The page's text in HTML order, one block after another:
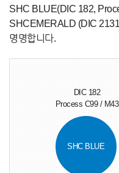
SHC BLUE(DIC 182,
SHCEMERALD (DIC
명명합니다.
DIC 182
Process C99 / M43
SHC BLUE